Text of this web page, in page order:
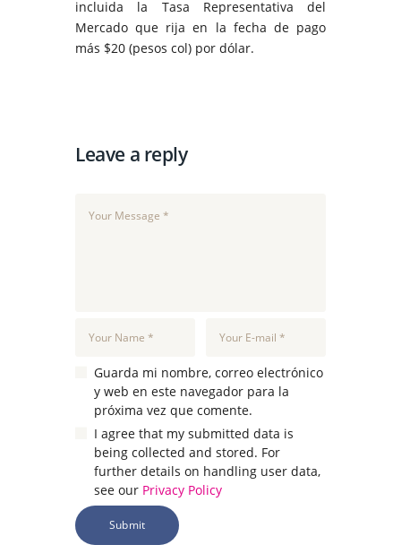
incluida la Tasa Representativa del
Mercado que rija en la fecha de pago
más $20 (pesos col) por dólar.
Leave a reply
Guarda mi nombre, correo electrónico
y web en este navegador para la
próxima vez que comente.
I agree that my submitted data is
being collected and stored. For
further details on handling user data,
see our Privacy Policy